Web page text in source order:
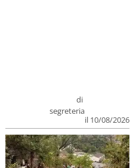
di
segreteria
il 10/08/2026